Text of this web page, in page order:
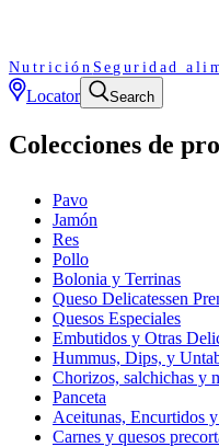
Nutrición Seguridad
Locator Search
Colecciones de
Pavo
Jamón
Res
Pollo
Bolonia y Terrinas
Queso Delicatessen
Quesos Especiales
Embutidos y Otras
Hummus, Dips, y
Chorizos, salchichas y
Panceta
Aceitunas, Encurtidos
Carnes y quesos